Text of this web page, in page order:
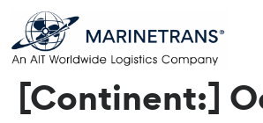
[Continent:]